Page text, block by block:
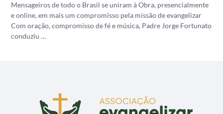
Mensageiros de todo o Brasil se uniram à Obra, presencialmente
e online, em mais um compromisso pela missão de evangelizar
Com oração, compromisso de fé e música, Padre Jorge Fortunato
conduziu …